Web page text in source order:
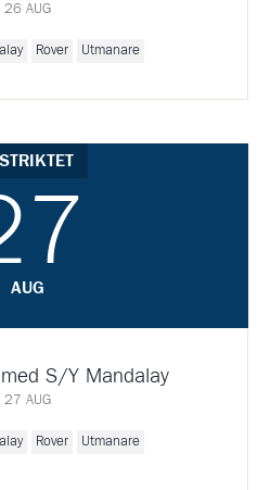
26 AUG
Rover Utmanare
AUG
S/Y Mandalay
27 AUG
Rover Utmanare